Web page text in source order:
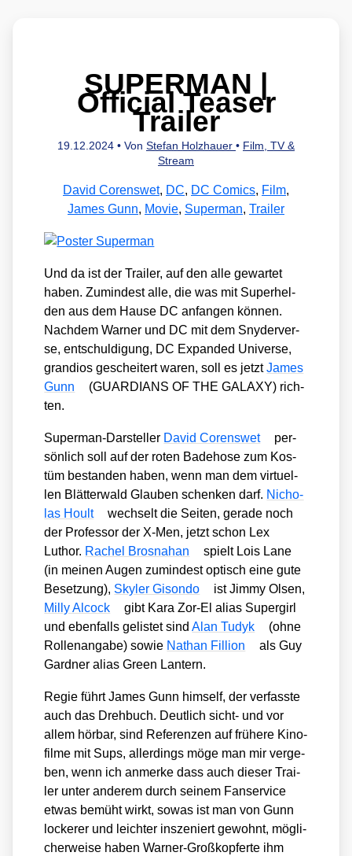
SUPERMAN |
Official Teaser
Trailer
19.12.2024 • Von Stefan Holzhauer • Film, TV &
Stream
David Corenswet, DC, DC Comics, Film,
James Gunn, Movie, Superman, Trailer
Und da ist der Trai­ler, auf den alle gewar­tet
haben. Zumin­dest alle, die was mit Super­hel­
den aus dem Hau­se DC anfan­gen kön­nen.
Nach­dem War­ner und DC mit dem Sny­der­ver­
se, ent­schul­di­gung, DC Expan­ded Uni­ver­se,
gran­di­os geschei­tert waren, soll es jetztJames
Gunn
(GUARDIANS OF THE GALAXY) rich­
ten.
Super­man-Dar­stel­ler David Coren­swet
per­
sön­lich soll auf der roten Bade­ho­se zum Kos­
tüm bestan­den haben, wenn man dem vir­tu­el­
len Blät­ter­wald Glau­ben schen­ken darf. Nicho­
las Hoult
wech­selt die Sei­ten, gera­de noch
der Pro­fes­sor der X‑Men, jetzt schon Lex
Luthor. Rachel Bros­na­han
spielt Lois Lane
(in mei­nen Augen zumin­dest optisch eine gute
Beset­zung), Sky­ler Gison­do
ist Jim­my Olsen,
Mil­ly Alcock
gibt Kara Zor-El ali­as Super­girl
und eben­falls gelis­tet sindAlan Tudyk
(ohne
Rol­len­an­ga­be) sowie Nathan Fil­li­on
als Guy
Gard­ner ali­as Green Lan­tern.
Regie führt James Gunn hims­elf, der ver­fass­te
auch das Dreh­buch. Deut­lich sicht- und vor
allem hör­bar, sind Refe­ren­zen auf frü­he­re Kino­
fil­me mit Sups, aller­dings möge man mir ver­ge­
ben, wenn ich anmer­ke dass auch die­ser Trai­
ler unter ande­rem durch sei­nem Fan­ser­vice
etwas bemüht wirkt, sowas ist man von Gunn
locke­rer und leich­ter insze­niert gewohnt, mög­li­
cher­wei­se haben War­ner-Groß­kop­fer­te ihm